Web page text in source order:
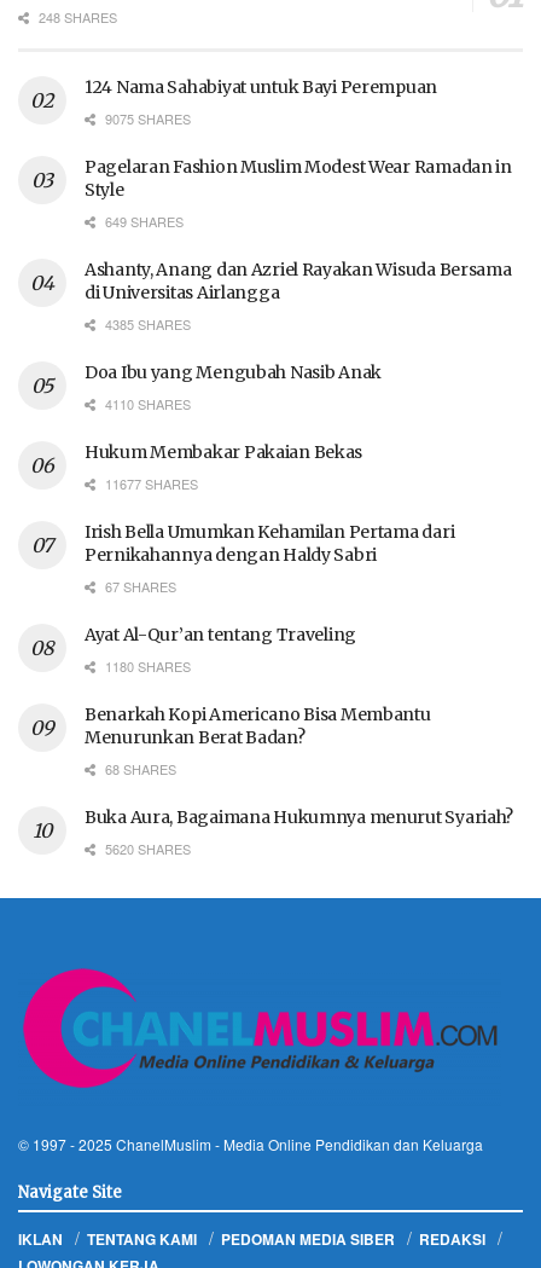
248 SHARES
124 Nama Sahabiyat untuk Bayi Perempuan
9075 SHARES
Pagelaran Fashion Muslim Modest Wear Ramadan in
Style
649 SHARES
Ashanty, Anang dan Azriel Rayakan Wisuda Bersama
di Universitas Airlangga
4385 SHARES
Doa Ibu yang Mengubah Nasib Anak
4110 SHARES
Hukum Membakar Pakaian Bekas
11677 SHARES
Irish Bella Umumkan Kehamilan Pertama dari
Pernikahannya dengan Haldy Sabri
67 SHARES
Ayat Al-Qur’an tentang Traveling
1180 SHARES
Benarkah Kopi Americano Bisa Membantu
Menurunkan Berat Badan?
68 SHARES
Buka Aura, Bagaimana Hukumnya menurut Syariah?
5620 SHARES
© 1997 - 2025 ChanelMuslim - Media Online Pendidikan dan Keluarga
Navigate Site
IKLAN TENTANG KAMI PEDOMAN MEDIA SIBER
REDAKSI